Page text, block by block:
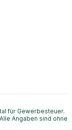
für Gewerbesteuer.
Angaben sind ohne